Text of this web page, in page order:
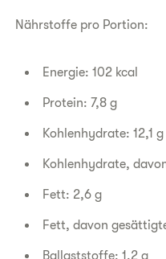
Nährstoffe pro Portion:
Energie: 102 kcal
Protein: 7,8 g
Kohlenhydrate: 12,1 g
Kohlenhydrate,
Fett: 2,6 g
Fett, davon
Ballaststoffe: 1,2 g